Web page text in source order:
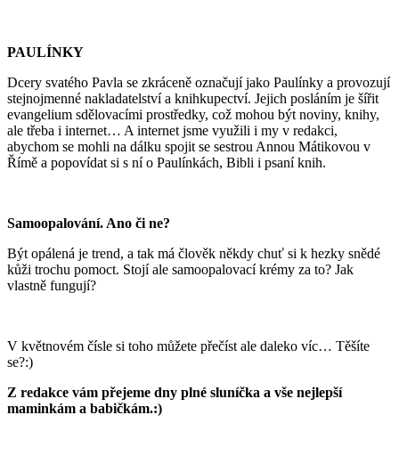
PAULÍNKY
Dcery svatého Pavla se zkráceně označují jako Paulínky a provozují
stejnojmenné nakladatelství a knihkupectví. Jejich posláním je šířit
evangelium sdělovacími prostředky, což mohou být noviny, knihy,
ale třeba i internet… A internet jsme využili i my v redakci,
abychom se mohli na dálku spojit se sestrou Annou Mátikovou v
Římě a popovídat si s ní o Paulínkách, Bibli i psaní knih.
Samoopalování. Ano či ne?
Být opálená je trend, a tak má člověk někdy chuť si k hezky snědé
kůži trochu pomoct. Stojí ale samoopalovací krémy za to? Jak
vlastně fungují?
V květnovém čísle si toho můžete přečíst ale daleko víc… Těšíte
se?:)
Z redakce vám přejeme dny plné sluníčka a vše nejlepší
maminkám a babičkám.:)